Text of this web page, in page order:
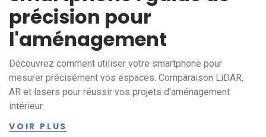
précision pour
l'aménagement
Découvrez comment utiliser votre smartphone pour
mesurer précisément vos espaces. Comparaison LiDAR,
AR et lasers pour réussir vos projets d'aménagement
intérieur.
VOIR PLUS